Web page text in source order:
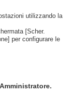
utilizzando la
[Scher.
per configurare le